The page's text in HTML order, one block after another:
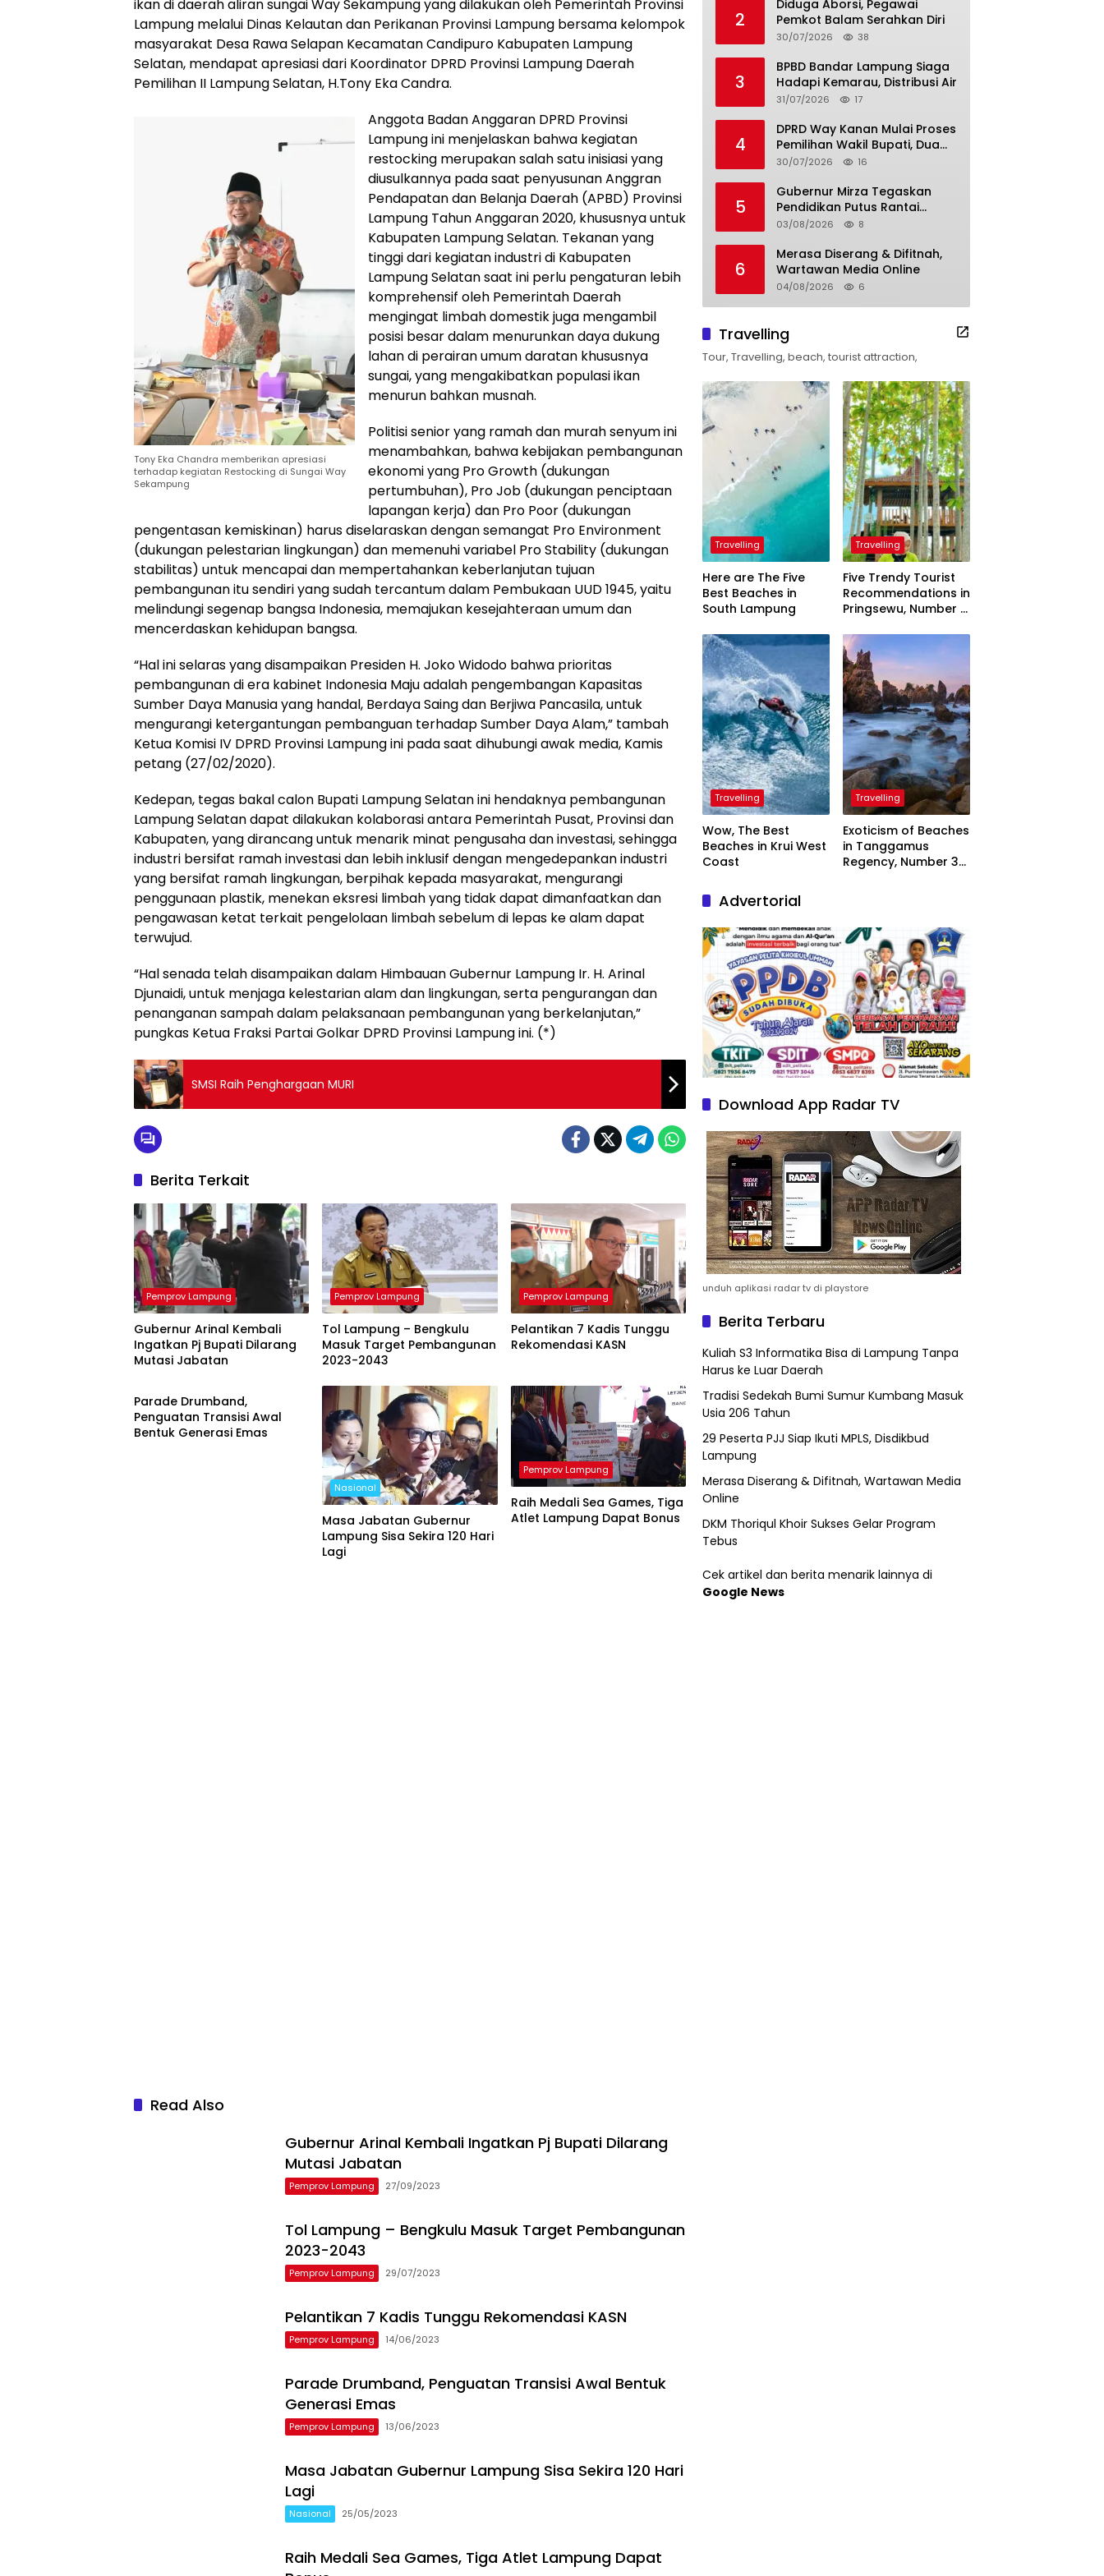
ikan di daerah aliran sungai Way Sekampung yang dilakukan oleh Pemerintah Provinsi
Lampung melalui Dinas Kelautan dan Perikanan Provinsi Lampung bersama kelompok
masyarakat Desa Rawa Selapan Kecamatan Candipuro Kabupaten Lampung
Selatan, mendapat apresiasi dari Koordinator DPRD Provinsi Lampung Daerah
Pemilihan II Lampung Selatan, H.Tony Eka Candra.
Tony Eka Chandra memberikan apresiasi
terhadap kegiatan Restocking di Sungai Way
Sekampung
Anggota Badan Anggaran DPRD Provinsi
Lampung ini menjelaskan bahwa kegiatan
restocking merupakan salah satu inisiasi yang
diusulkannya pada saat penyusunan Anggran
Pendapatan dan Belanja Daerah (APBD) Provinsi
Lampung Tahun Anggaran 2020, khususnya untuk
Kabupaten Lampung Selatan. Tekanan yang
tinggi dari kegiatan industri di Kabupaten
Lampung Selatan saat ini perlu pengaturan lebih
komprehensif oleh Pemerintah Daerah
mengingat limbah domestik juga mengambil
posisi besar dalam menurunkan daya dukung
lahan di perairan umum daratan khususnya
sungai, yang mengakibatkan populasi ikan
menurun bahkan musnah.
Politisi senior yang ramah dan murah senyum ini
menambahkan, bahwa kebijakan pembangunan
ekonomi yang Pro Growth (dukungan
pertumbuhan), Pro Job (dukungan penciptaan
lapangan kerja) dan Pro Poor (dukungan
pengentasan kemiskinan) harus diselaraskan dengan semangat Pro Environment
(dukungan pelestarian lingkungan) dan memenuhi variabel Pro Stability (dukungan
stabilitas) untuk mencapai dan mempertahankan keberlanjutan tujuan
pembangunan itu sendiri yang sudah tercantum dalam Pembukaan UUD 1945, yaitu
melindungi segenap bangsa Indonesia, memajukan kesejahteraan umum dan
mencerdaskan kehidupan bangsa.
“Hal ini selaras yang disampaikan Presiden H. Joko Widodo bahwa prioritas
pembangunan di era kabinet Indonesia Maju adalah pengembangan Kapasitas
Sumber Daya Manusia yang handal, Berdaya Saing dan Berjiwa Pancasila, untuk
mengurangi ketergantungan pembanguan terhadap Sumber Daya Alam,” tambah
Ketua Komisi IV DPRD Provinsi Lampung ini pada saat dihubungi awak media, Kamis
petang (27/02/2020).
Kedepan, tegas bakal calon Bupati Lampung Selatan ini hendaknya pembangunan
Lampung Selatan dapat dilakukan kolaborasi antara Pemerintah Pusat, Provinsi dan
Kabupaten, yang dirancang untuk menarik minat pengusaha dan investasi, sehingga
industri bersifat ramah investasi dan lebih inklusif dengan mengedepankan industri
yang bersifat ramah lingkungan, berpihak kepada masyarakat, mengurangi
penggunaan plastik, menekan eksresi limbah yang tidak dapat dimanfaatkan dan
pengawasan ketat terkait pengelolaan limbah sebelum di lepas ke alam dapat
terwujud.
“Hal senada telah disampaikan dalam Himbauan Gubernur Lampung Ir. H. Arinal
Djunaidi, untuk menjaga kelestarian alam dan lingkungan, serta pengurangan dan
penanganan sampah dalam pelaksanaan pembangunan yang berkelanjutan,”
pungkas Ketua Fraksi Partai Golkar DPRD Provinsi Lampung ini. (*)
SMSI Raih Penghargaan MURI
Berita Terkait
Pemprov Lampung
Gubernur Arinal Kembali
Ingatkan Pj Bupati Dilarang
Mutasi Jabatan
Pemprov Lampung
Tol Lampung – Bengkulu
Masuk Target Pembangunan
2023-2043
Pemprov Lampung
Pelantikan 7 Kadis Tunggu
Rekomendasi KASN
Pemprov Lampung
Parade Drumband,
Penguatan Transisi Awal
Bentuk Generasi Emas
Nasional
Masa Jabatan Gubernur
Lampung Sisa Sekira 120 Hari
Lagi
Pemprov Lampung
Raih Medali Sea Games, Tiga
Atlet Lampung Dapat Bonus
Read Also
Gubernur Arinal Kembali Ingatkan Pj Bupati Dilarang
Mutasi Jabatan
Pemprov Lampung 27/09/2023
Tol Lampung – Bengkulu Masuk Target Pembangunan
2023-2043
Pemprov Lampung 29/07/2023
Pelantikan 7 Kadis Tunggu Rekomendasi KASN
Pemprov Lampung 14/06/2023
Parade Drumband, Penguatan Transisi Awal Bentuk
Generasi Emas
Pemprov Lampung 13/06/2023
Masa Jabatan Gubernur Lampung Sisa Sekira 120 Hari
Lagi
Nasional 25/05/2023
Raih Medali Sea Games, Tiga Atlet Lampung Dapat
2
Diduga Aborsi, Pegawai
Pemkot Balam Serahkan Diri
30/07/2026 38
3
BPBD Bandar Lampung Siaga
Hadapi Kemarau, Distribusi Air
31/07/2026 17
4
DPRD Way Kanan Mulai Proses
Pemilihan Wakil Bupati, Dua
Nama Resmi Bersaing
30/07/2026 16
5
Gubernur Mirza Tegaskan
Pendidikan Putus Rantai
Kemiskinan
03/08/2026 8
6
Merasa Diserang & Difitnah,
Wartawan Media Online
04/08/2026 6
Travelling
Tour, Travelling, beach, tourist attraction,
Travelling
Here are The Five
Best Beaches in
South Lampung
Travelling
Five Trendy Tourist
Recommendations in
Pringsewu, Number 3
President
Travelling
Wow, The Best
Beaches in Krui West
Coast
Travelling
Exoticism of Beaches
in Tanggamus
Regency, Number 3
Advertorial
Download App Radar TV
unduh aplikasi radar tv di playstore
Berita Terbaru
Kuliah S3 Informatika Bisa di Lampung Tanpa
Harus ke Luar Daerah
Tradisi Sedekah Bumi Sumur Kumbang Masuk
Usia 206 Tahun
29 Peserta PJJ Siap Ikuti MPLS, Disdikbud
Lampung
Merasa Diserang & Difitnah, Wartawan Media
Online
DKM Thoriqul Khoir Sukses Gelar Program
Tebus
Cek artikel dan berita menarik lainnya di
Google News